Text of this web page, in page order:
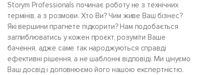
Storym Professionals починає роботу не з технічних
термінів, а з розмови. Хто Ви? Чим живе Ваш бізнес?
Які вершини прагнете підкорити? Нам подобається
заглиблюватись у кожен проєкт, розуміти Ваше
бачення, адже саме так народжуються справді
ефективні рішення, а не шаблонні відповіді. Ми цінуємо
Ваш досвід і доповнюємо його нашою експертністю.